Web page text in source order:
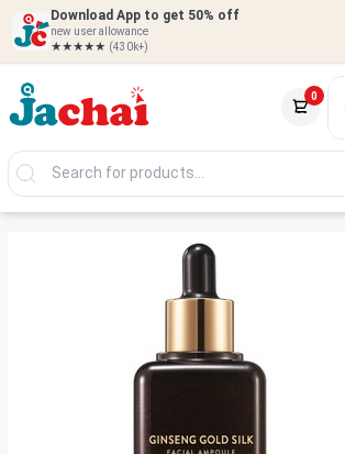
Download App to get 50% off
new user allowance
★★★★★ (430k+)
0